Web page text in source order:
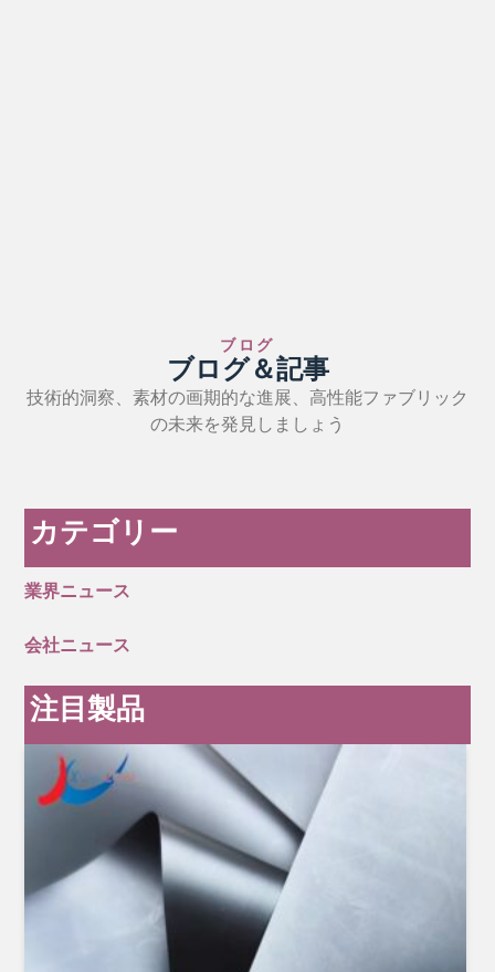
ブログ
ブログ＆記事
技術的洞察、素材の画期的な進展、高性能ファブリック
の未来を発見しましょう
カテゴリー
業界ニュース
会社ニュース
注目製品